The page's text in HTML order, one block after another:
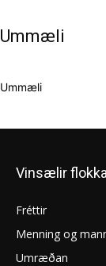
Ummæli
Ummæli
Vinsælir
Fréttir
Menning og
Umræðan